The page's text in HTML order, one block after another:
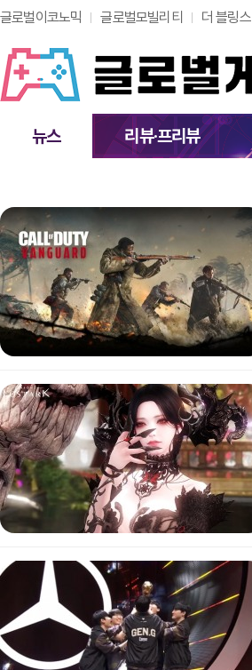
글로벌이코노믹 글로벌모빌리티 더 블링스
뉴스 리뷰·프리뷰